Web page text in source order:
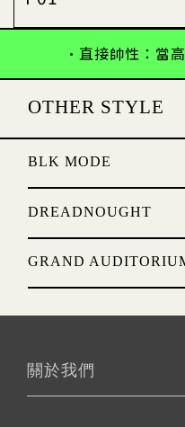
•直接帥性：當
OTHER STYLE
BLK MODE
DREADNOUGHT
GRAND
關於我們